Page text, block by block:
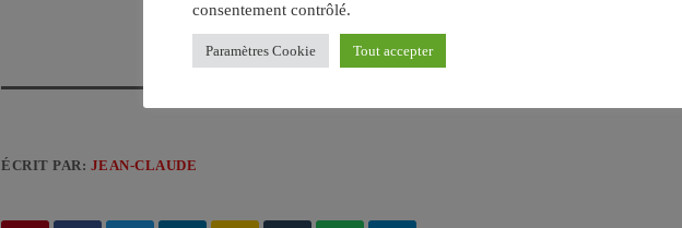
ÉCRIT PAR: JEAN-CLAUDE
consentement contrôlé.
Paramètres Cookie Tout accepter